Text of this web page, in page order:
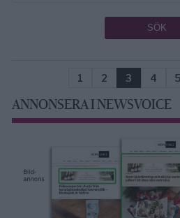
1 2 3 4 5
ANNONSERA I NEWSVOICE